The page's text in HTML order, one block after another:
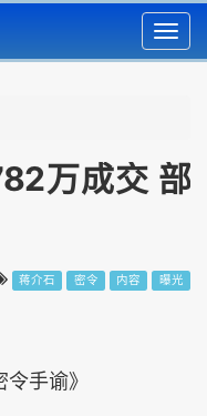
万成交 部
蒋介石 密令 内容 曝光
手谕》